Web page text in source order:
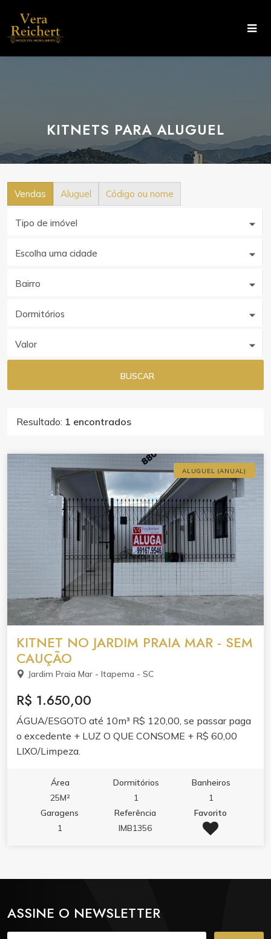
KITNETS PARA ALUGUEL
Vendas Aluguel Código ou nome
Tipo de imóvel
Escolha uma cidade
Bairro
Dormitórios
Valor
BUSCAR
Resultado: 1 encontrados
ALUGUEL (ANUAL)
KITNET NO JARDIM PRAIA MAR - SEM
CAUÇÃO
Jardim Praia Mar - Itapema - SC
R$ 1.650,00
ÁGUA/ESGOTO até 10m³ R$ 120,00, se passar paga
o excedente + LUZ O QUE CONSOME + R$ 60,00
LIXO/Limpeza.
Área
25M²
Dormitórios
1
Banheiros
1
Garagens
1
Referência
IMB1356
Favorito
ASSINE O NEWSLETTER